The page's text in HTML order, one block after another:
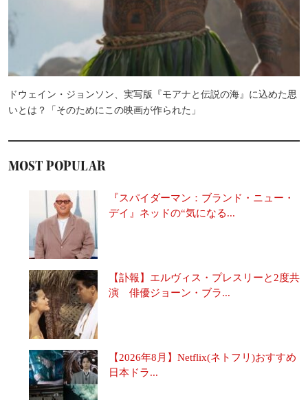
ドウェイン・ジョンソン、実写版『モアナと伝説の海』に込めた思
いとは？「そのためにこの映画が作られた」
MOST POPULAR
『スパイダーマン：ブランド・ニュー・
デイ』ネッドの“気になる...
【訃報】エルヴィス・プレスリーと2度共
演 俳優ジョーン・ブラ...
【2026年8月】Netflix(ネトフリ)おすすめ
日本ドラ...